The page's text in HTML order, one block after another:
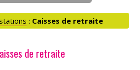
: Caisses de retraite
de retraite